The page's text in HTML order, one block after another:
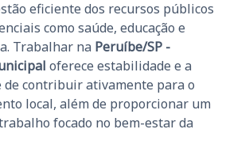
eficiente dos recursos públicos
como saúde, educação e
Trabalhar na Peruíbe/SP -
oferece estabilidade e a
contribuir ativamente para o
local, além de proporcionar um
focado no bem-estar da